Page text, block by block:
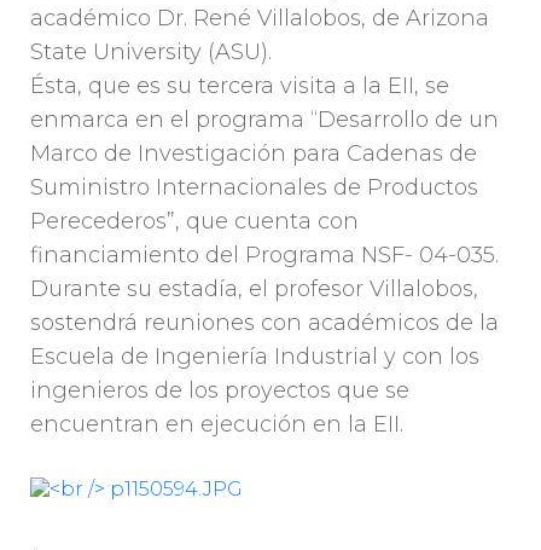
académico Dr. René Villalobos, de Arizona
State University (ASU).
Ésta, que es su tercera visita a la EII, se
enmarca en el programa “Desarrollo de un
Marco de Investigación para Cadenas de
Suministro Internacionales de Productos
Perecederos”, que cuenta con
financiamiento del Programa NSF- 04-035.
Durante su estadía, el profesor Villalobos,
sostendrá reuniones con académicos de la
Escuela de Ingeniería Industrial y con los
ingenieros de los proyectos que se
encuentran en ejecución en la EII.